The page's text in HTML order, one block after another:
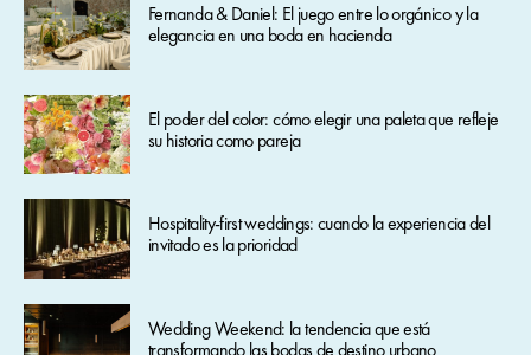
Fernanda & Daniel: El juego entre lo orgánico y la
elegancia en una boda en hacienda
El poder del color: cómo elegir una paleta que refleje
su historia como pareja
Hospitality-first weddings: cuando la experiencia del
invitado es la prioridad
Wedding Weekend: la tendencia que está
transformando las bodas de destino urbano